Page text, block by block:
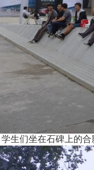
学生们坐在石碑上的